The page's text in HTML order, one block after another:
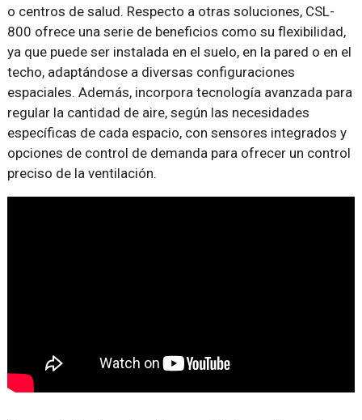
o centros de salud. Respecto a otras soluciones, CSL-
800 ofrece una serie de beneficios como su flexibilidad,
ya que puede ser instalada en el suelo, en la pared o en el
techo, adaptándose a diversas configuraciones
espaciales. Además, incorpora tecnología avanzada para
regular la cantidad de aire, según las necesidades
específicas de cada espacio, con sensores integrados y
opciones de control de demanda para ofrecer un control
preciso de la ventilación.